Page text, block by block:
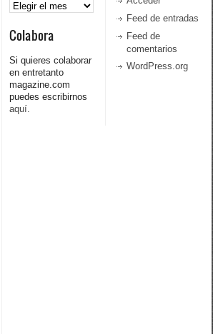
Colabora
Si quieres colaborar
en entretanto
magazine.com
puedes escribirnos
aquí.
Feed de entradas
Feed de
comentarios
WordPress.org